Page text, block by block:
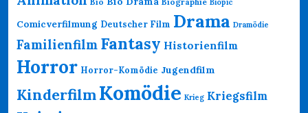
Comicverfilmung Deutscher Film Drama Dramödie
Familienfilm Fantasy Historienfilm
Horror Horror-Komödie Jugendfilm
KinderfilmKomödie Krieg Kriegsfilm